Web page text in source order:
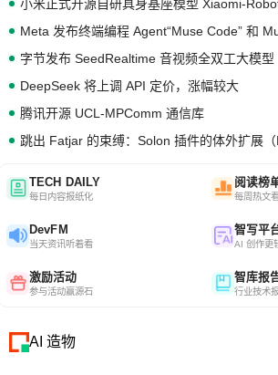
小米正式开源自研具身基座模型 Xiaomi-
Meta 发布终端编程 Agent“Muse Code” 和
字节发布 SeedRealtime 音视频全双工大模型
DeepSeek 将上调 API 定价，涨幅较大
腾讯开源 UCL-MPComm 通信库
TECH DAILY
每日内容报纸化
阅读榜
每周热文
DevFM
当天资讯听着看
智写平
AI 创作更
激励活动
参与活动赢源石
智库报
行业技术
AI 造物